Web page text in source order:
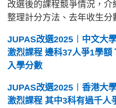
改選後的課程競爭情況，
整理計分方法、去年收生分
JUPAS改選2025︱中文大
激烈課程 邊科37人爭1學
入學分數
JUPAS改選2025︱香港大
激烈課程 其中3科有過千人